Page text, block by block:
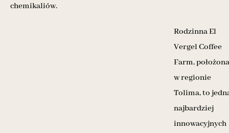
chemikaliów.
Rodzinna El
Vergel Coffee
Farm, położona
w regionie
Tolima, to
najbardziej
innowacyjnych